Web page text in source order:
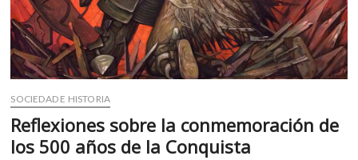
SOCIEDAD E HISTORIA
Reflexiones sobre la conmemoración de
los 500 años de la Conquista